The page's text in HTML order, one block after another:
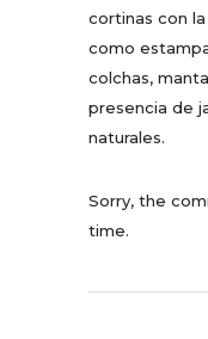
cortinas con
como
colchas,
presencia de
naturales.
Sorry, the
time.